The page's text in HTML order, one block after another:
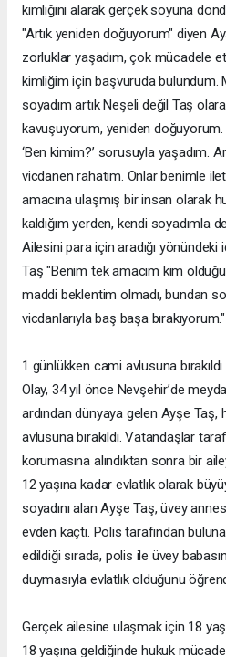
kimliğini alarak gerçek soyuna
"Artık yeniden doğuyorum" diyen
zorluklar yaşadım, çok mücadele
kimliğim için başvuruda bulundum.
soyadım artık Neşeli değil Taş
kavuşuyorum, yeniden
‘Ben kimim?’ sorusuyla yaşadım.
vicdanen rahatım. Onlar benimle
amacına ulaşmış bir insan olarak
kaldığım yerden, kendi soyadımla
Ailesini para için aradığı
Taş "Benim tek amacım kim
maddi beklentim olmadı, bundan
vicdanlarıyla baş başa bırakıyorum."
1 günlükken cami avlusuna bırakıldı
Olay, 34 yıl önce Nevşehir’de
ardından dünyaya gelen Ayşe
avlusuna bırakıldı. Vatandaşlar
korumasına alındıktan sonra bir
12 yaşına kadar evlatlık olarak
soyadını alan Ayşe Taş, üvey
evden kaçtı. Polis tarafından
edildiği sırada, polis ile üvey
duymasıyla evlatlık olduğunu
Gerçek ailesine ulaşmak için 18
18 yaşına geldiğinde hukuk